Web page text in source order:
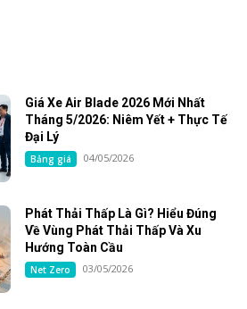
Giá Xe Air Blade 2026 Mới Nhất
Tháng 5/2026: Niêm Yết + Thực Tế
Đại Lý
Bảng giá 04/05/2026
Phát Thải Thấp Là Gì? Hiểu Đúng
Về Vùng Phát Thải Thấp Và Xu
Hướng Toàn Cầu
Net Zero 03/05/2026